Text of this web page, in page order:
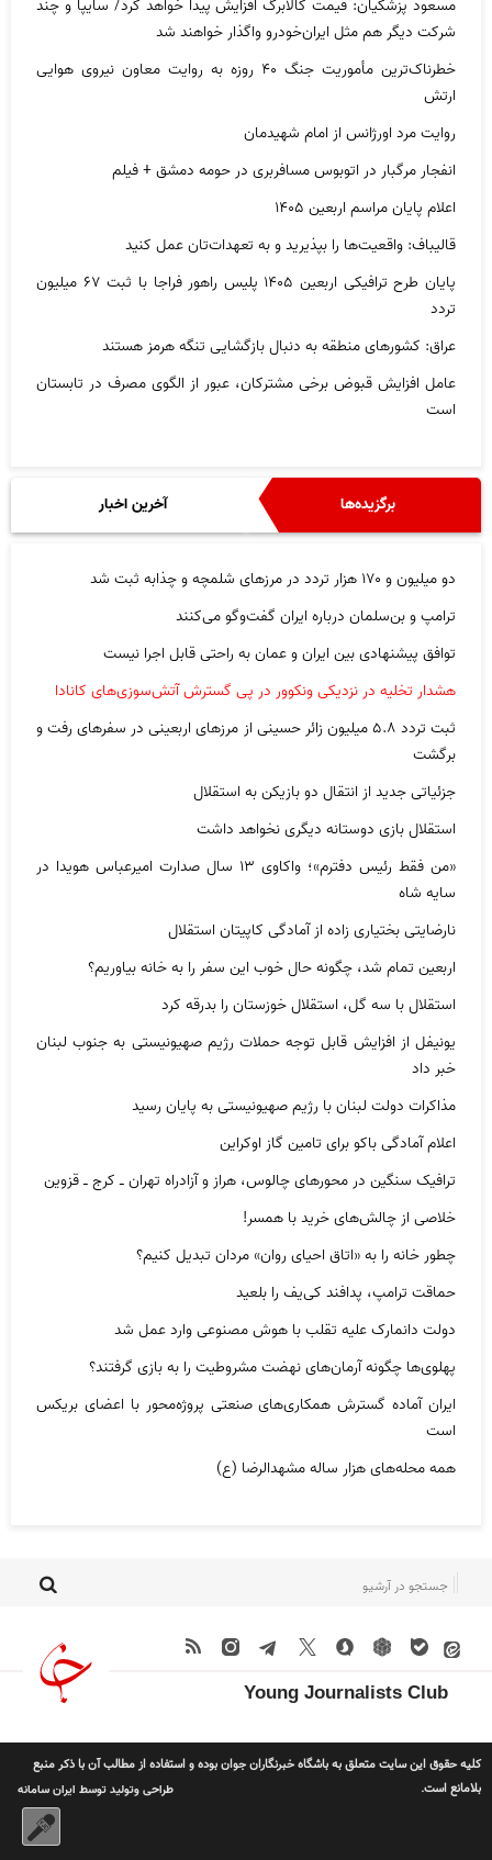
مسعود پزشکیان: قیمت کالابرگ افزایش پیدا خواهد کرد/ سایپا و چند
شرکت دیگر هم مثل ایران‌خودرو واگذار خواهند شد
خطرناک‌ترین مأموریت جنگ ۴۰ روزه به روایت معاون نیروی هوایی
ارتش
روایت مرد اورژانس از امام شهیدمان
انفجار مرگبار در اتوبوس مسافربری در حومه دمشق + فیلم
اعلام پایان مراسم اربعین ۱۴۰۵
قالیباف: واقعیت‌ها را بپذیرید و به تعهدات‌تان عمل کنید
پایان طرح ترافیکی اربعین ۱۴۰۵ پلیس راهور فراجا با ثبت ۶۷ میلیون
تردد
عراق: کشور‌های منطقه به دنبال بازگشایی تنگه هرمز هستند
عامل افزایش قبوض برخی مشترکان، عبور از الگوی مصرف در تابستان
است
برگزیده‌ها آخرین اخبار
دو میلیون و ۱۷۰ هزار تردد در مرزهای شلمچه و چذابه ثبت شد
ترامپ و بن‌سلمان درباره ایران گفت‌و‌گو می‌کنند
توافق پیشنهادی بین ایران و عمان به راحتی قابل اجرا نیست
هشدار تخلیه در نزدیکی ونکوور در پی گسترش آتش‌سوزی‌های کانادا
ثبت تردد ۵.۸ میلیون زائر حسینی از مرزهای اربعینی در سفرهای رفت و
برگشت
جزئیاتی جدید از انتقال دو بازیکن به استقلال
استقلال بازی دوستانه دیگری نخواهد داشت
«من فقط رئیس دفترم»؛ واکاوی ۱۳ سال صدارت امیرعباس هویدا در
سایه شاه
نارضایتی بختیاری زاده از آمادگی کاپیتان استقلال
اربعین تمام شد، چگونه حال خوب این سفر را به خانه بیاوریم؟
استقلال با سه گل، استقلال خوزستان را بدرقه کرد
یونیفل از افزایش قابل توجه حملات رژیم صهیونیستی به جنوب لبنان
خبر داد
مذاکرات دولت لبنان با رژیم صهیونیستی به پایان رسید
اعلام آمادگی باکو برای تامین گاز اوکراین
ترافیک سنگین در محورهای چالوس، هراز و آزادراه تهران ـ کرج ـ قزوین
خلاصی از چالش‌های خرید با همسر!
چطور خانه را به «اتاق احیای روان» مردان تبدیل کنیم؟
حماقت ترامپ، پدافند کی‌یف را بلعید
دولت دانمارک علیه تقلب با هوش مصنوعی وارد عمل شد
پهلوی‌ها چگونه آرمان‌های نهضت مشروطیت را به بازی گرفتند؟
ایران آماده گسترش همکاری‌های صنعتی پروژه‌محور با اعضای بریکس
است
همه محله‌های هزار ساله مشهدالرضا (ع)
Young Journalists Club
کلیه حقوق این سایت متعلق به باشگاه خبرنگاران جوان بوده و استفاده از مطالب آن با ذکر منبع
بلامانع است.
طراحی وتولید توسط ایران سامانه